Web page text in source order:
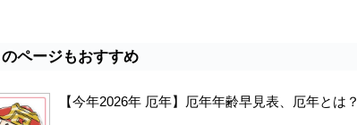
ページもおすすめ
【今年2026年 厄年】厄年年齢早見表、厄年とは